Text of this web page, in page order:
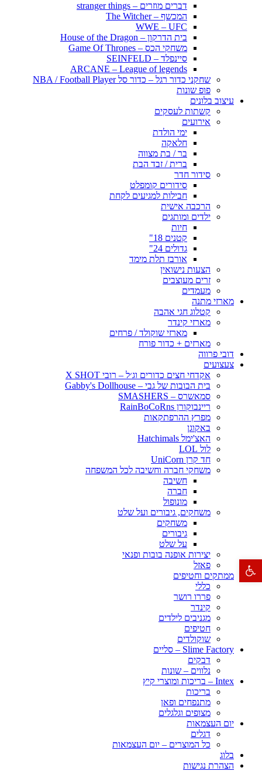
דברים מוזרים – stranger things
המכשף – The Witcher
WWE – UFC
בית הדרקון – House of the Dragon
משחקי הכס – Game Of Thrones
סיינפלד – SEINFELD
ARCANE – League of legends
שחקני כדור רגל – כדור סל NBA / Football Player
פופ שונות
עיצוב בלונים
קשתות לעסקים
אירועים
ימי הולדת
חלאקה
בר / בת מצווה
ברית / זבד הבת
סידור חדר
סידורים קומפלט
חבילות למגיעים לקחת
הרכבה אישית
ילדים ומותגים
חיות
קטנים 18"
גדולים 24"
אורבז תלת מימד
הצעות נישואין
זרים מעוצבים
מעמדים
מארזי מתנה
קטלוג חגי אהבה
מארזי קינדר
מארזי שוקולד / פרחים
מארזים + כדור פורח
דובי פרווה
צעצועים
אקדחי חצים כדורים וג׳ל – רובי X SHOT
בית הבובות של גבי – Gabby's Dollhouse
סמאשרס – SMASHERS
ריינבוקורן RainBoCoRns
מפרץ ההרפתקאות
באקוגן
האצ'ימל Hatchimals
לול LOL
חד קרן UniCorn
משחקי חברה וחשיבה לכל המשפחה
חשיבה
חברה
מונופול
משחקים, גיבורים ועל שלט
משחקים
גיבורים
על שלט
יצירות אופנה בובות ופנאי
פאזל
ממתקים וחטיפים
כללי
פררו רושר
קינדר
מגניבים לילדים
חטיפים
שוקולדים
Slime Factory – סליים
דבקים
נלווים – שונות
Intex – בריכות ומוצרי קיץ
בריכות
מתנפחים ופאן
מצופים וגלגלים
יום העצמאות
דגלים
כל המוצרים – יום העצמאות
בלוג
הצהרת נגישות
פתח סרגל נגישות